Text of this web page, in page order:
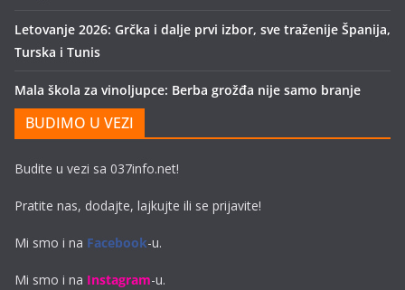
Letovanje 2026: Grčka i dalje prvi izbor, sve traženije Španija,
Turska i Tunis
Mala škola za vinoljupce: Berba grožđa nije samo branje
BUDIMO U VEZI
Budite u vezi sa 037info.net!
Pratite nas, dodajte, lajkujte ili se prijavite!
Mi smo i na Facebook-u.
Mi smo i na Instagram-u.